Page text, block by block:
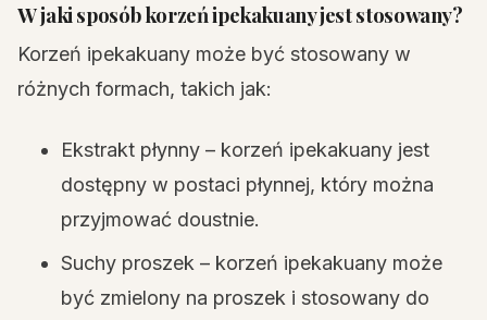
W jaki sposób korzeń ipekakuany jest stosowany?
Korzeń ipekakuany może być stosowany w
różnych formach, takich jak:
Ekstrakt płynny – korzeń ipekakuany jest
dostępny w postaci płynnej, który można
przyjmować doustnie.
Suchy proszek – korzeń ipekakuany może
być zmielony na proszek i stosowany do